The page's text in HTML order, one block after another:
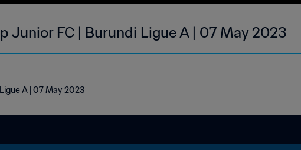
Junior FC | Burundi Ligue A | 07 May 2023
A | 07 May 2023